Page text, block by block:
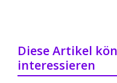
Diese Artikel
interessieren